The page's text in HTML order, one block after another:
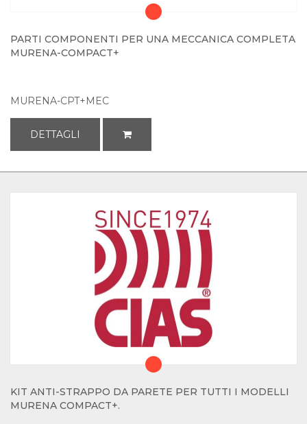
PARTI COMPONENTI PER UNA MECCANICA COMPLETA
MURENA-COMPACT+
MURENA-CPT+MEC
DETTAGLI
KIT ANTI-STRAPPO DA PARETE PER TUTTI I MODELLI
MURENA COMPACT+.